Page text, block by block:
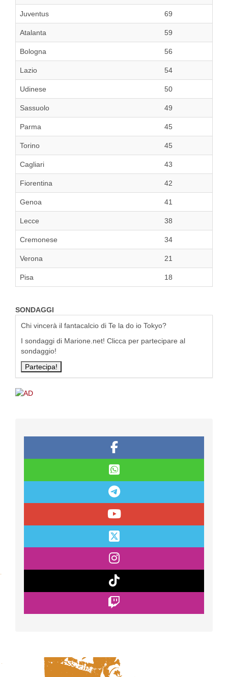
Juventus 69
Atalanta 59
Bologna 56
Lazio 54
Udinese 50
Sassuolo 49
Parma 45
Torino 45
Cagliari 43
Fiorentina 42
Genoa 41
Lecce 38
Cremonese 34
Verona 21
Pisa 18
SONDAGGI
Chi vincerà il fantacalcio di Te la do io Tokyo?
I sondaggi di Marione.net! Clicca per partecipare al
sondaggio!